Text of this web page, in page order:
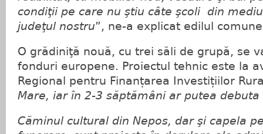
condiţii pe care nu ştiu câte şcoli din
judeţul nostru”, ne-a explicat edilul
O grădiniţă nouă, cu trei săli de grupă, se
fonduri europene. Proiectul tehnic este la
Regional pentru Finanțarea Investițiilor
Mare, iar în 2-3 săptămâni ar putea debuta
Căminul cultural din Nepos, dar şi capela